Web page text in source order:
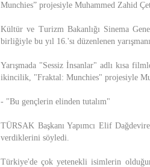
Munchies” projesiyle Muhammed Zahid
Kültür ve Turizm Bakanlığı Sinema
birliğiyle bu yıl 16.'sı düzenlenen
Yarışmada "Sessiz İnsanlar" adlı kısa
ikincilik, "Fraktal: Munchies" projesiyle
- "Bu gençlerin elinden tutalım"
TÜRSAK Başkanı Yapımcı Elif
verdiklerini söyledi.
Türkiye'de çok yetenekli isimlerin